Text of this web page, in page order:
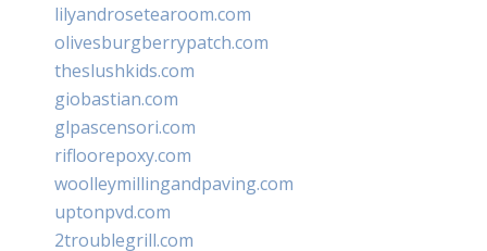
lilyandrosetearoom.com
olivesburgberrypatch.com
theslushkids.com
giobastian.com
glpascensori.com
rifloorepoxy.com
woolleymillingandpaving.com
uptonpvd.com
2troublegrill.com